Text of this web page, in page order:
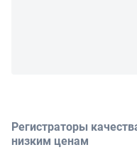
Регистраторы
низким ценам